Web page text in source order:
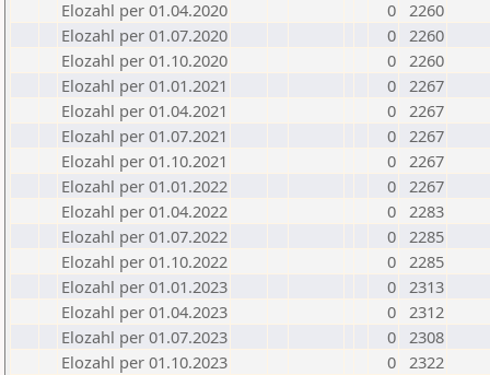
Elozahl per 01.04.2020
0 2260
Elozahl per 01.07.2020
0 2260
Elozahl per 01.10.2020
0 2260
Elozahl per 01.01.2021
0 2267
Elozahl per 01.04.2021
0 2267
Elozahl per 01.07.2021
0 2267
Elozahl per 01.10.2021
0 2267
Elozahl per 01.01.2022
0 2267
Elozahl per 01.04.2022
0 2283
Elozahl per 01.07.2022
0 2285
Elozahl per 01.10.2022
0 2285
Elozahl per 01.01.2023
0 2313
Elozahl per 01.04.2023
0 2312
Elozahl per 01.07.2023
0 2308
Elozahl per 01.10.2023
0 2322